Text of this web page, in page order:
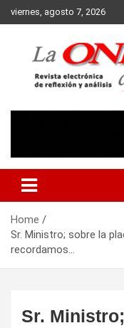
Skip
to
viernes, agosto 7, 2026
Home
Sr. Ministro; sobre la
recordamos…
Sr.